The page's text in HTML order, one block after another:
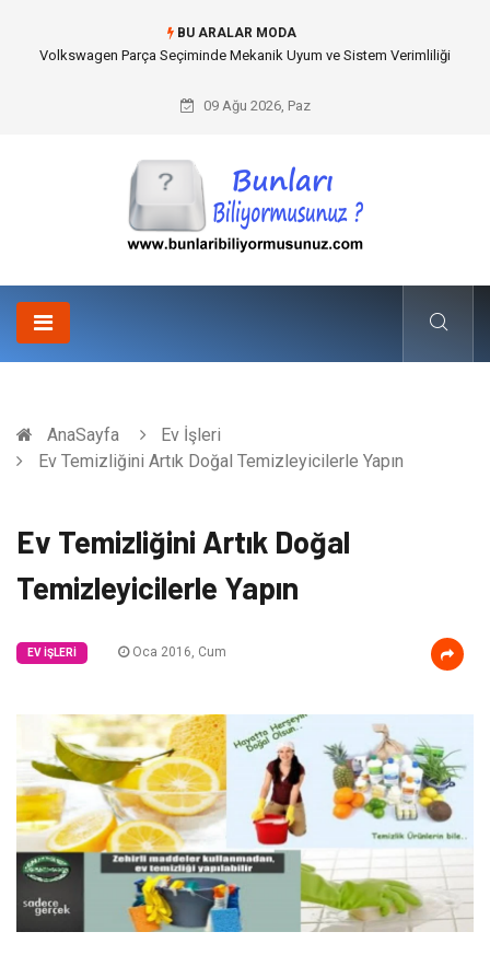
BU ARALAR MODA
Best Wedding Photographer in Turkey Seçimi Nasıl Yapılmalı?
09 Ağu 2026, Paz
AnaSayfa
Ev İşleri
Ev Temizliğini Artık Doğal Temizleyicilerle Yapın
Ev Temizliğini Artık Doğal
Temizleyicilerle Yapın
EV İŞLERI Oca 2016, Cum